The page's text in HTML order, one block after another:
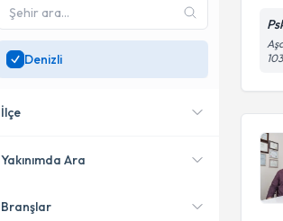
SadeceDenizli
uzman ara
Denizli
İlçe
Merkezefendi
Yakınımda Ara
Konumuma yakın uzmanları
Branşlar